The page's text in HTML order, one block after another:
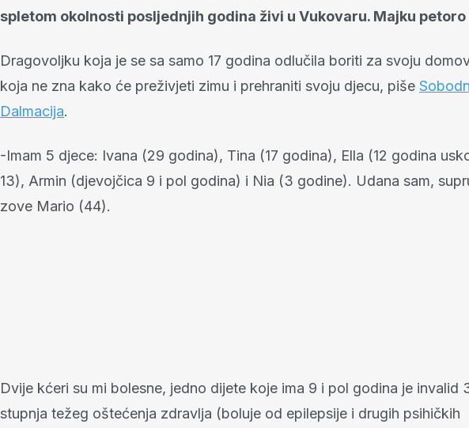
spletom okolnosti posljednjih godina živi u Vukovaru. Majku petoro
Dragovoljku koja je se sa samo 17 godina odlučila boriti za svoju
koja ne zna kako će preživjeti zimu i prehraniti svoju djecu, piše
Dalmacija.
-Imam 5 djece: Ivana (29 godina), Tina (17 godina), Ella (12 godina
13), Armin (djevojčica 9 i pol godina) i Nia (3 godine). Udana sam,
zove Mario (44).
Dvije kćeri su mi bolesne, jedno dijete koje ima 9 i pol godina je invalid
stupnja težeg oštećenja zdravlja (boluje od epilepsije i drugih psihičkih